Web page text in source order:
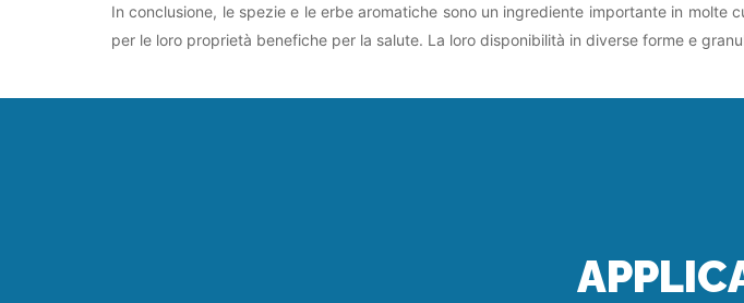
In conclusione, le spezie e le erbe aromatiche sono un ingrediente importante in
per le loro proprietà benefiche per la salute. La loro disponibilità in diverse forme e